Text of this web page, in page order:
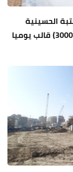
الحسينية